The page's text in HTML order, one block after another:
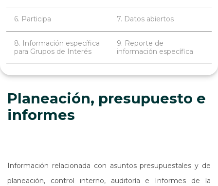
6. Participa 7. Datos abiertos
8. Información específica
para Grupos de Interés
9. Reporte de
información específica
Planeación, presupuesto e
informes
Información relacionada con asuntos presupuestales y de
planeación, control interno, auditoría e Informes de la